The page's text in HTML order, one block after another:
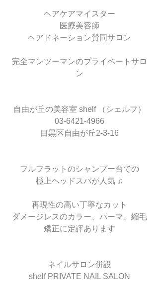
ヘアケアマイスター
医療美容師
ヘアドネーション賛同サロン
完全マンツーマンのプライベートサロ
ン
自由が丘の美容室 shelf （シェルフ）
03-6421-4966
目黒区自由が丘2-3-16
フルフラットのシャンプー台での
極上ヘッドスパが人気 ♫
再現性の高い丁寧なカット
ダメージレスのカラー、パーマ、縮毛
矯正に定評あります
ネイルサロン併設
shelf PRIVATE NAIL SALON